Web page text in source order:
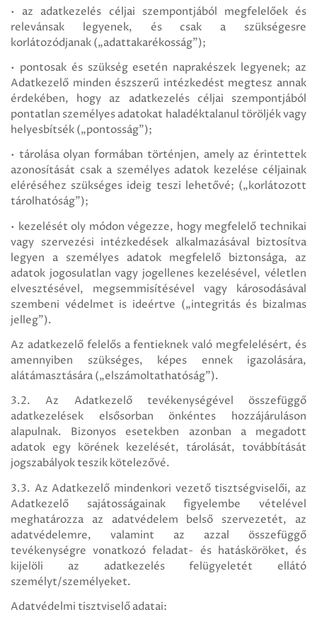
• az adatkezelés céljai szempontjából megfelelőek és
relevánsak legyenek, és csak a szükségesre
korlátozódjanak („adattakarékosság”);
• pontosak és szükség esetén naprakészek legyenek; az
Adatkezelő minden észszerű intézkedést megtesz annak
érdekében, hogy az adatkezelés céljai szempontjából
pontatlan személyes adatokat haladéktalanul töröljék vagy
helyesbítsék („pontosság”);
• tárolása olyan formában történjen, amely az érintettek
azonosítását csak a személyes adatok kezelése céljainak
eléréséhez szükséges ideig teszi lehetővé; („korlátozott
tárolhatóság”);
• kezelését oly módon végezze, hogy megfelelő technikai
vagy szervezési intézkedések alkalmazásával biztosítva
legyen a személyes adatok megfelelő biztonsága, az
adatok jogosulatlan vagy jogellenes kezelésével, véletlen
elvesztésével, megsemmisítésével vagy károsodásával
szembeni védelmet is ideértve („integritás és bizalmas
jelleg”).
Az adatkezelő felelős a fentieknek való megfelelésért, és
amennyiben szükséges, képes ennek igazolására,
alátámasztására („elszámoltathatóság”).
3.2. Az Adatkezelő tevékenységével összefüggő
adatkezelések elsősorban önkéntes hozzájáruláson
alapulnak. Bizonyos esetekben azonban a megadott
adatok egy körének kezelését, tárolását, továbbítását
jogszabályok teszik kötelezővé.
3.3. Az Adatkezelő mindenkori vezető tisztségviselői, az
Adatkezelő sajátosságainak figyelembe vételével
meghatározza az adatvédelem belső szervezetét, az
adatvédelemre, valamint az azzal összefüggő
tevékenységre vonatkozó feladat- és hatásköröket, és
kijelöli az adatkezelés felügyeletét ellátó
személyt/személyeket.
Adatvédelmi tisztviselő adatai: